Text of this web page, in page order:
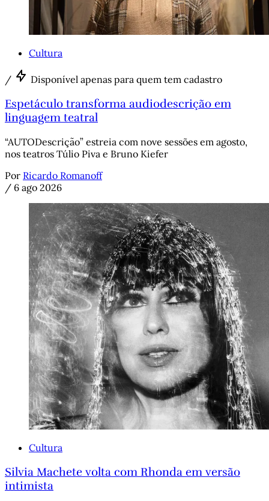
Cultura
/ Disponível apenas para quem tem cadastro
Espetáculo transforma audiodescrição em
linguagem teatral
“AUTODescrição” estreia com nove sessões em agosto,
nos teatros Túlio Piva e Bruno Kiefer
Por Ricardo Romanoff
/ 6 ago 2026
Cultura
Silvia Machete volta com Rhonda em versão
intimista